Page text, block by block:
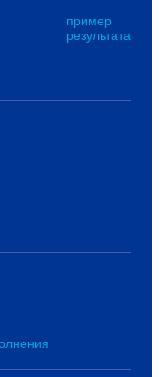
пример
результата